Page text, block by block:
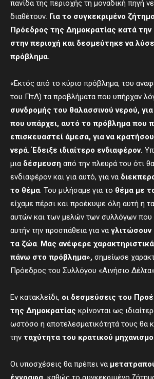
πανίδα της περιοχής τη μοναδική πηγή
διαθέτουν. Για το συγκεκριμένο
Πρόεδρος της Δημοκρατίας κατά
στην περιοχή και δεσμεύτηκε να
πρόβλημα.
«Εκτός από το κύριο πρόβλημα, του
του ΠτΔ) τα προβλήματα που υπήρχαν
συνδρομής του θαλασσινού νερού,
που υπάρχει, αυτό το πρόβλημα που
επισκευαστεί άμεσα, για να
νερά. Έδειξε ιδιαίτερο ενδιαφέρον.
μια δέσμευση από την πλευρά του ότι
ενδιαφέρον και για αυτό, για να
το θέμα. Του μιλήσαμε για το θέμα με
είχαμε πέρσι και προέκυψε όλη αυτή η
αυτών και των μελών των συλλόγων που
αυτήν την προσπάθεια για να γλιτώσουν
τα ζώα. Μας ανέφερε
πάνω στο πρόβλημα», σημείωσε
Πρόεδρος του Συλλόγου «Αινήσιο
Εν κατακλείδι, οι δεσμεύσεις του
της Δημοκρατίας κρίνονται ως
ωστόσο η αποτελεσματικότητά τους θα
την ταχύτητα του κρατικού
Οι υποσχέσεις θα πρέπει να